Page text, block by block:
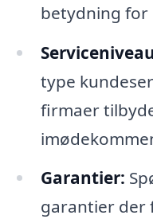
betydning for
type
firmaer
Garantier:
garantier der